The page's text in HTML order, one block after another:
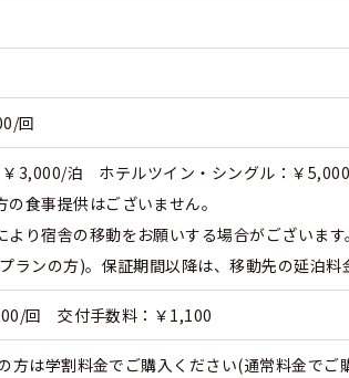
回
3,000/泊 ホテルツイン・シングル：￥
食事提供はございません。
り宿舎の移動をお願いする場合がございま
ランの方)。保証期間以降は、移動先の延泊料
回 交付手数料：￥1,100
は学割料金でご購入ください(通常料金でご